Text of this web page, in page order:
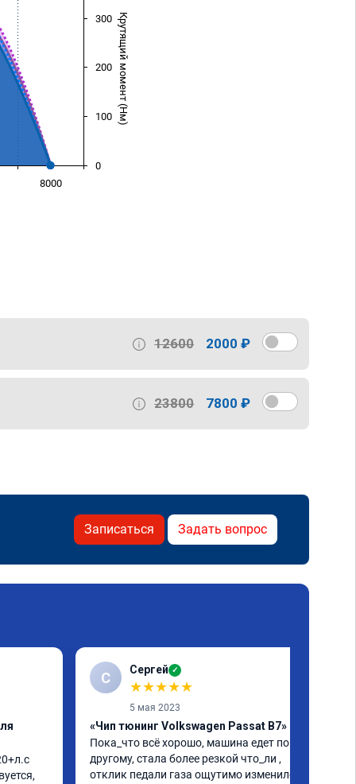
Крутящий момент (Нм)
8000
0
100
200
300
12600 2000 ₽
23800 7800 ₽
Записаться Задать вопрос
С Сергей ✓
★★★★★
5 мая 2023
«Чип тюнинг Volkswagen Passat B7»
Пока_что всё хорошо, машина едет по
другому, стала более резкой что_ли ,
отклик педали газа ощутимо изменился.